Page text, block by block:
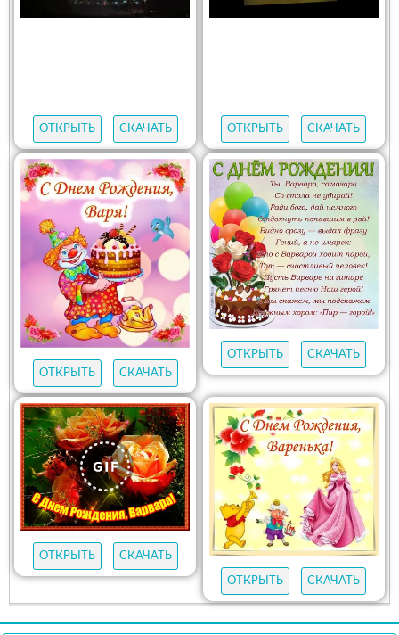
ОТКРЫТЬ СКАЧАТЬ ОТКРЫТЬ СКАЧАТЬ
ОТКРЫТЬ СКАЧАТЬ
ОТКРЫТЬ СКАЧАТЬ
ОТКРЫТЬ СКАЧАТЬ
ОТКРЫТЬ СКАЧАТЬ